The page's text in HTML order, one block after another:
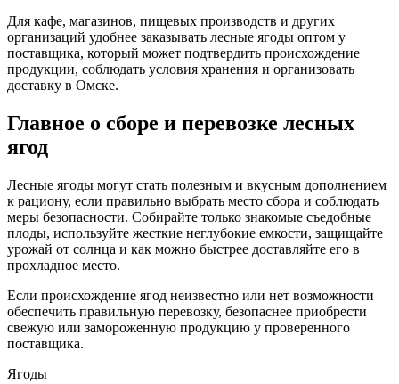
Для кафе, магазинов, пищевых производств и других
организаций удобнее заказывать лесные ягоды оптом у
поставщика, который может подтвердить происхождение
продукции, соблюдать условия хранения и организовать
доставку в Омске.
Главное о сборе и перевозке лесных
ягод
Лесные ягоды могут стать полезным и вкусным дополнением
к рациону, если правильно выбрать место сбора и соблюдать
меры безопасности. Собирайте только знакомые съедобные
плоды, используйте жесткие неглубокие емкости, защищайте
урожай от солнца и как можно быстрее доставляйте его в
прохладное место.
Если происхождение ягод неизвестно или нет возможности
обеспечить правильную перевозку, безопаснее приобрести
свежую или замороженную продукцию у проверенного
поставщика.
Ягоды